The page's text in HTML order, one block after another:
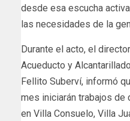
desde esa escucha
las necesidades de la
Durante el acto, el
Acueducto y
Fellito Suberví, informó
mes iniciarán trabajos de
en Villa Consuelo, Villa